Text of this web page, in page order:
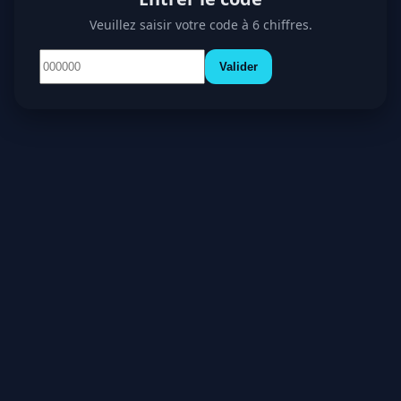
Veuillez saisir votre code à 6 chiffres.
Valider